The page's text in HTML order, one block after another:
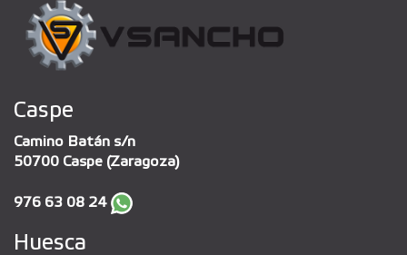
Caspe
Camino Batán s/n
50700 Caspe (Zaragoza)
976 63 08 24
Huesca